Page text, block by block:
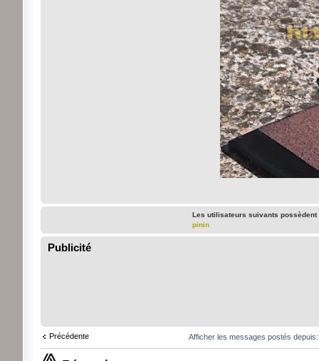
Les utilisateurs suivants
pinin
Publicité
Précédente Afficher les messages postés